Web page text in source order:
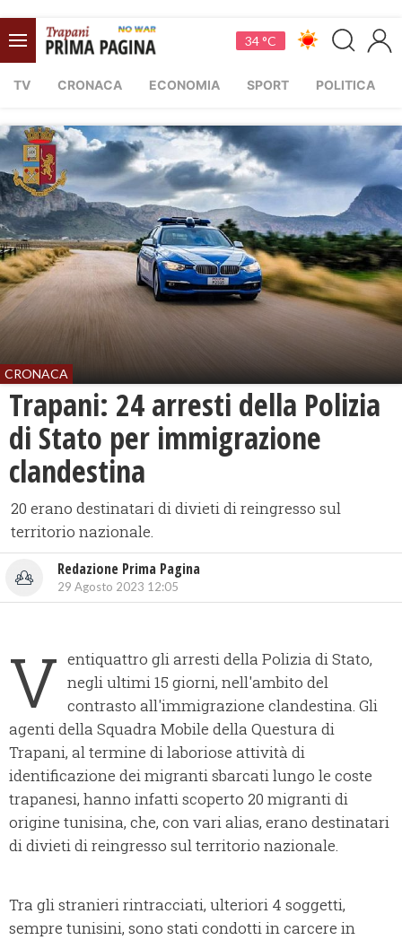
34 °C
TV CRONACA ECONOMIA SPORT POLITICA
CRONACA
Trapani: 24 arresti della Polizia
di Stato per immigrazione
clandestina
20 erano destinatari di divieti di reingresso sul
territorio nazionale.
Redazione Prima Pagina
29 Agosto 2023 12:05
V entiquattro gli arresti della Polizia di Stato,
negli ultimi 15 giorni, nell'ambito del
contrasto all'immigrazione clandestina. Gli
agenti della Squadra Mobile della Questura di
Trapani, al termine di laboriose attività di
identificazione dei migranti sbarcati lungo le coste
trapanesi, hanno infatti scoperto 20 migranti di
origine tunisina, che, con vari alias, erano destinatari
di divieti di reingresso sul territorio nazionale.
Tra gli stranieri rintracciati, ulteriori 4 soggetti,
sempre tunisini, sono stati condotti in carcere in